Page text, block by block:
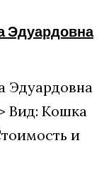
Эдуардовна
Эдуардовна
Вид: Кошка
и